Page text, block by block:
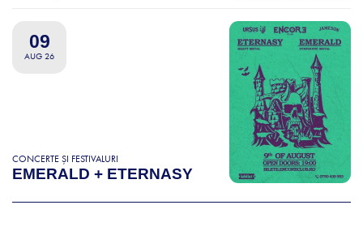
09
AUG 26
CONCERTE ȘI FESTIVALURI
EMERALD + ETERNASY